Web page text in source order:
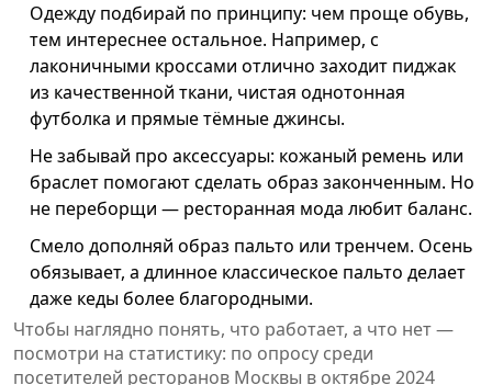
Одежду подбирай по принципу: чем проще обувь,
тем интереснее остальное. Например, с
лаконичными кроссами отлично заходит пиджак
из качественной ткани, чистая однотонная
футболка и прямые тёмные джинсы.
Не забывай про аксессуары: кожаный ремень или
браслет помогают сделать образ законченным. Но
не переборщи — ресторанная мода любит баланс.
Смело дополняй образ пальто или тренчем. Осень
обязывает, а длинное классическое пальто делает
даже кеды более благородными.
Чтобы наглядно понять, что работает, а что нет —
посмотри на статистику: по опросу среди
посетителей ресторанов Москвы в октябре 2024